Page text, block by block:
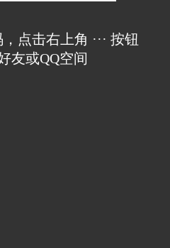
点击右上角 ··· 按钮
友或QQ空间